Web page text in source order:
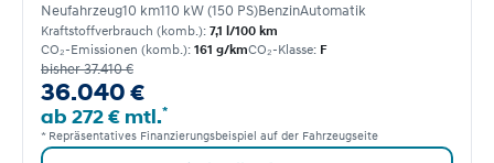
Neufahrzeug10 km110 kW (150 PS)BenzinAutomatik
Kraftstoffverbrauch (komb.): 7,1 l/100 km
CO₂-Emissionen (komb.): 161 g/kmCO₂-Klasse: F
bisher 37.410 €
36.040 €
ab 272 € mtl.*
* Repräsentatives Finanzierungsbeispiel auf der Fahrzeugseite